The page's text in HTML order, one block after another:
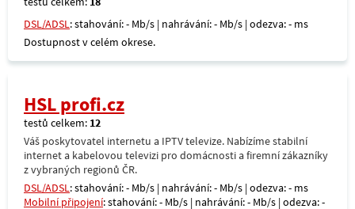
DSL/ADSL: stahování: - Mb/s | nahrávání: - Mb/s | odezva: - ms
Dostupnost v celém okrese.
HSL profi.cz
testů celkem: 12
Váš poskytovatel internetu a IPTV televize. Nabízíme stabilní
internet a kabelovou televizi pro domácnosti a firemní zákazníky
z vybraných regionů ČR.
DSL/ADSL: stahování: - Mb/s | nahrávání: - Mb/s | odezva: - ms
Mobilní připojení: stahování: - Mb/s | nahrávání: - Mb/s | odezva: -